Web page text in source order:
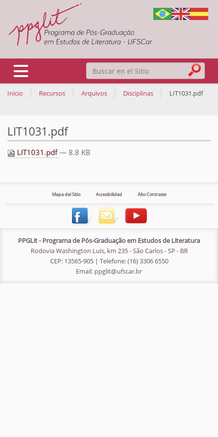
Buscar
Búsqueda Avanzada…
Mostrar/Ocultar navegación
Inicio Recursos Arquivos Disciplinas LIT1031.pdf
LIT1031.pdf
LIT1031.pdf— 8.8 KB
Mapa del Sitio Accesibilidad Alto Contraste
PPGLit - Programa de Pós-Graduação em Estudos de Literatura
Rodovia Washington Luis, km 235 - São Carlos - SP - BR
CEP: 13565-905 | Telefone: (16) 3306 6550
Email: ppglit@ufscar.br